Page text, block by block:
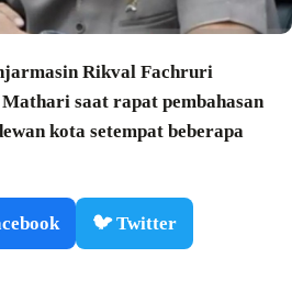
Rikval Fachruri
saat rapat pembahasan
kota setempat beberapa
🐦 Twitter